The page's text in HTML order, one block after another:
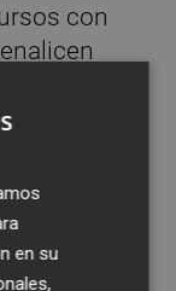
con
por si
con
en su